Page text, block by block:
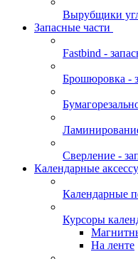
Вырубщики
Запасные части
Fastbind -
Брошюровка -
Сверление -
Календарные
Календарные
Курсоры
На ленте